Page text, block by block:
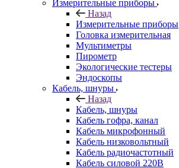
Измерительные приборы
Назад
Измерительные приборы
Головка измерительная
Мультиметры
Пирометр
Экологические тестеры
Эндоскопы
Кабель, шнуры
Назад
Кабель, шнуры
Кабель гофра, канал
Кабель микрофонный
Кабель низковольтный
Кабель радиочастотный
Кабель силовой 220В